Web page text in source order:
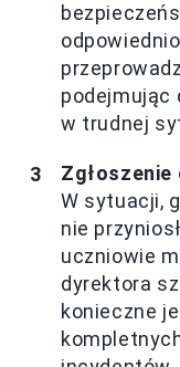
podejmując
w trudnej
W sytuacji,
nie
uczniowie
dyrektora
konieczne